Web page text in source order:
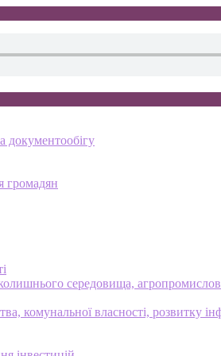
документообігу
громадян
середовища,
комунальної власності, розвитку